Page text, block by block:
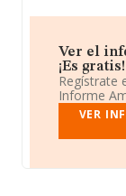
Ver el
¡Es gratis!
Regístrate
Informe
VER